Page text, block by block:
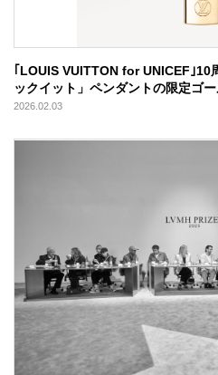
｢LOUIS VUITTON for UNICEF｣10
ックイット」ペンダントの限定ゴ
2026.02.03